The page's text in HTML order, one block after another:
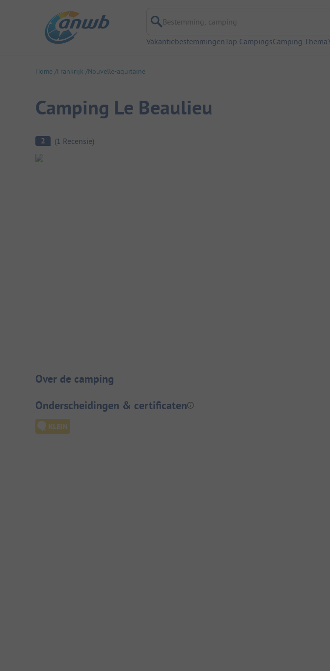
Bestemming, camping
VakantiebestemmingenTop CampingsCamping
Home Frankrijk Nouvelle-aquitaine
Camping Le Beaulieu
Camping overzicht
2 (1 Recensie)
Camping introductie
Over de camping
Onderscheidingen & certificaten